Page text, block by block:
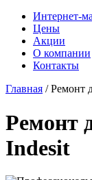
Интернет-
Цены
Акции
О компании
Контакты
Главная /Ремонт
Ремонт
Indesit